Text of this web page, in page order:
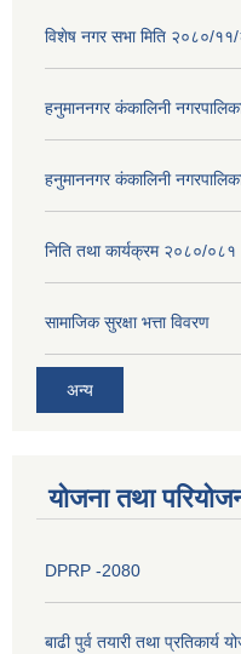
विशेष नगर सभा मिति २०८०/११/
हनुमाननगर कंकालिनी
हनुमाननगर कंकालिनी
निति तथा कार्यक्रम २०८०/०८१
सामाजिक सुरक्षा भत्ता विवरण
अन्य
योजना तथा
DPRP -2080
बाढी पुर्व तयारी तथा प्रतिकार्य